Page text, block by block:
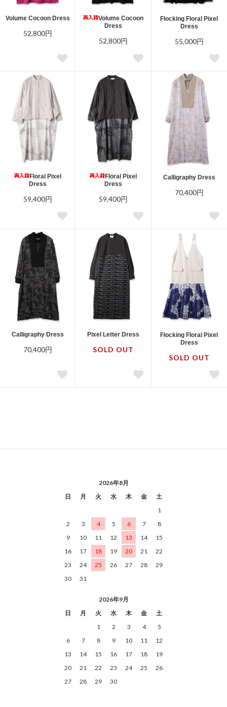
Volume Cocoon Dress
52,800円
Volume Cocoon
Dress
52,800円
Flocking Floral Pixel
Dress
55,000円
Floral Pixel
Dress
59,400円
Floral Pixel
Dress
59,400円
Calligraphy Dress
70,400円
Calligraphy Dress
70,400円
Pixel Letter Dress
SOLD OUT
Flocking Floral Pixel
Dress
SOLD OUT
2026年8月
日
月 火 水 木 金
土
1
2
3 4 5 6 7
8
9
10 11 12 13 14
15
16
17 18 19 20 21
22
23
24 25 26 27 28
29
30
31
2026年9月
日
月 火 水 木 金
土
1
2 3 4
5
6
7 8 9 10 11
12
13
14 15 16 17 18
19
20
21 22 23 24 25
26
27
28 29 30